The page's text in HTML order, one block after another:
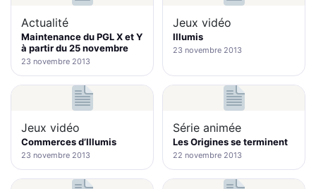
Actualité
Maintenance du PGL X et Y
à partir du 25 novembre
23 novembre 2013
Jeux vidéo
Illumis
23 novembre 2013
Jeux vidéo
Commerces d’Illumis
23 novembre 2013
Série animée
Les Origines se terminent
22 novembre 2013